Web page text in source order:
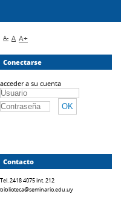
A- A A+
Conectarse
acceder a su cuenta
Contacto
Tel. 2418 4075 int. 212
biblioteca@seminario.edu.uy